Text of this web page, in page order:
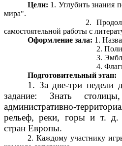
Цели: 1. Углубить знания
мира".
2. Продолжать
самостоятельной работы с
Оформление зала: 1.
2.
3. Эмблема
4. Флаги
Подготовительный этап:
1. За две-три недели
задание: Знать
административно-
рельеф, реки, горы и т. д.
стран Европы.
2. Каждому участнику